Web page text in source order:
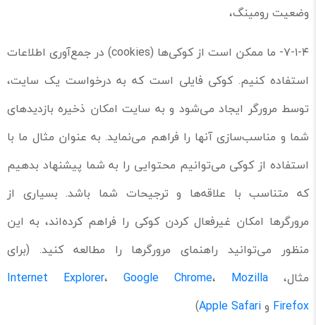
وضعیت رومینگ،
۷-۱-۴- ما ممکن است از کوکی‌ها (cookies) در جمع‌آوری اطلاعات
استفاده کنیم. کوکی فایلی است که به درخواست یک سایت،
توسط مرورگر ایجاد می‌شود و به سایت امکان ذخیره بازدید‌های
شما و مناسب‌سازی آنها را فراهم می‌نماید. به عنوان مثال ما با
استفاده از کوکی می‌توانیم محتوایی را به شما پیشنهاد بدهیم
که متناسب با علاقه‌ها و ترجیحات شما باشد. بسیاری از
مرورگرها امکان غیرفعال کردن کوکی را فراهم کرده‌اند، به این
منظور می‌توانید راهنمای مرورگرها را مطالعه کنید. (برای
مثال،
Internet Explorer، Google Chrome، Mozilla
Firefox وApple Safari
)